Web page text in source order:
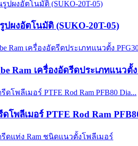
ปผงอัตโนมัติ (SUKO-20T-05)
Ram เครื่องอัดรีดประเภทแนวตั้
ดโพลีเมอร์ PTFE Rod Ram